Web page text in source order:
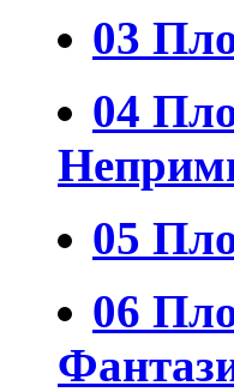
03
04
05
06